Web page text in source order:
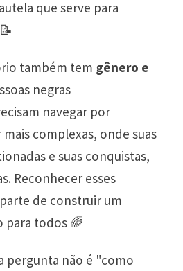
que serve para
também tem gênero e
negras
navegar por
complexas, onde suas
e suas conquistas,
Reconhecer esses
de construir um
para todos 🌈
pergunta não é "como